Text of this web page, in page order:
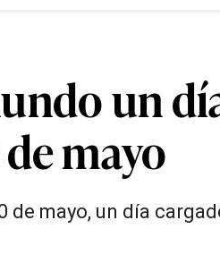
un
mayo
de mayo, un día